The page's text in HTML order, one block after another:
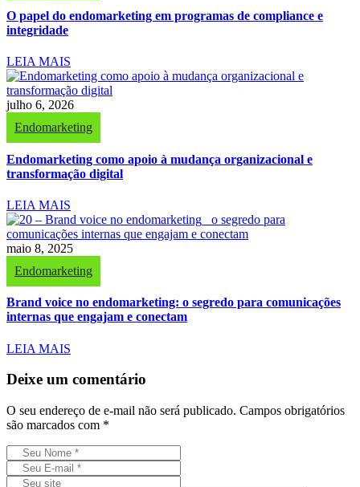
O papel do endomarketing em programas de compliance e
integridade
LEIA MAIS
julho 6, 2026
Endomarketing
Endomarketing como apoio à mudança organizacional e
transformação digital
LEIA MAIS
maio 8, 2025
Endomarketing
Brand voice no endomarketing: o segredo para comunicações
internas que engajam e conectam
LEIA MAIS
Deixe um comentário
O seu endereço de e-mail não será publicado. Campos obrigatórios
são marcados com *